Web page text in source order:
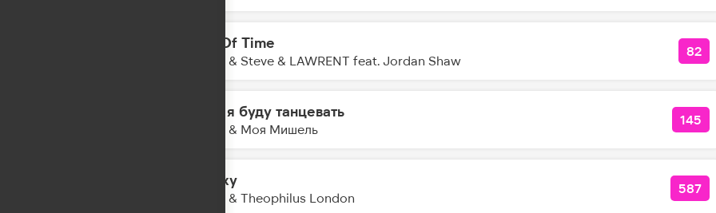
End Of Time
Lucas & Steve & LAWRENT feat. Jordan Shaw
82
Если я буду танцевать
Баста & Моя Мишель
145
Galaxy
Kungs & Theophilus London
587